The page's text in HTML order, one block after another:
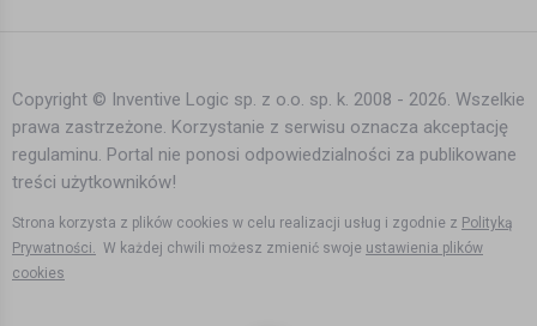
HAVANA BROWN - WE RUN THE
NIGHT Featuring PITBULL (Official Lyric
Teledyski i Muzyka
Copyright © Inventive Logic sp. z o.o. sp. k. 2008 - 2026. Wszelkie
prawa zastrzeżone. Korzystanie z serwisu oznacza akceptację
regulaminu. Portal nie ponosi odpowiedzialności za publikowane
treści użytkowników!
Strona korzysta z plików cookies w celu realizacji usług i zgodnie z Polityką
Prywatności. W każdej chwili możesz zmienić swoje ustawienia plików
cookies